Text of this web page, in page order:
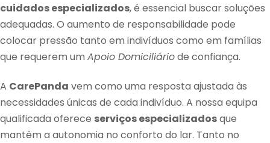
cuidados especializados, é essencial buscar soluções
adequadas. O aumento de responsabilidade pode
colocar pressão tanto em indivíduos como em famílias
que requerem um Apoio Domiciliáriode confiança.
A CarePanda vem como uma resposta ajustada às
necessidades únicas de cada indivíduo. A nossa equipa
qualificada oferece serviços especializadosque
mantêm a autonomia no conforto do lar. Tanto no